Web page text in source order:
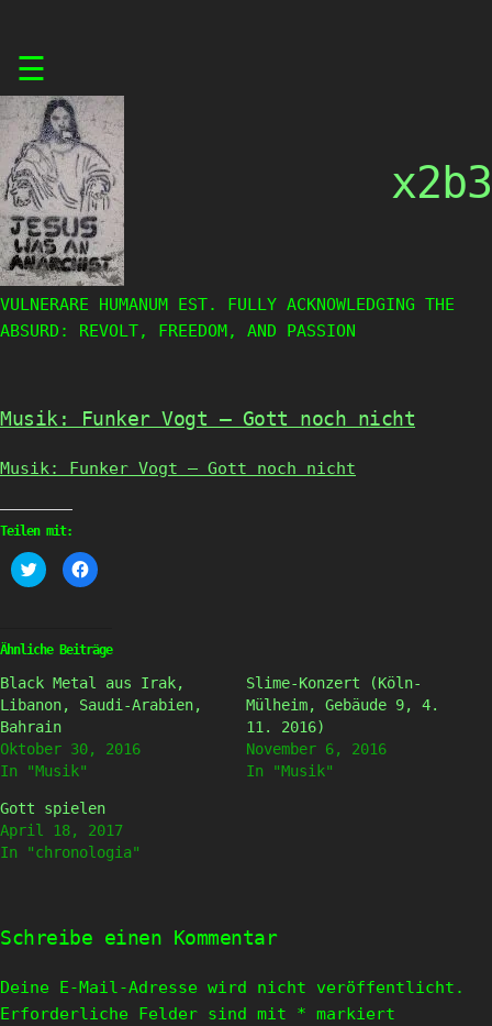
content
☰
x2b3
VULNERARE HUMANUM EST. FULLY ACKNOWLEDGING THE
ABSURD: REVOLT, FREEDOM, AND PASSION
Musik: Funker Vogt – Gott noch nicht
Musik: Funker Vogt – Gott noch nicht
Teilen mit:
Klick,
um
(Wird
in
Fenster
geöffnet)
Klick,
um
(Wird
in
Fenster
geöffnet)
Ähnliche Beiträge
Black Metal aus Irak,
Libanon, Saudi-Arabien,
Bahrain
Oktober 30, 2016
In "Musik"
Slime-Konzert (Köln-
Mülheim, Gebäude 9, 4.
11. 2016)
November 6, 2016
In "Musik"
Gott spielen
April 18, 2017
In "chronologia"
Schreibe einen Kommentar
Deine E-Mail-Adresse wird nicht veröffentlicht.
Erforderliche Felder sind mit * markiert